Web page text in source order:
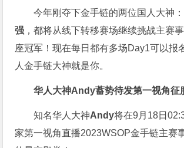
今年刚夺下金手链的两位国人大神：
强 ，都将从线下转移赛场继续挑战主赛
座冠军！现在每日都有多场Day1可以报
人金手链大神就是你。
华人大神Andy蓄势待发第一视角征
知名华人大神Andy将在9月18日
家第一视角直播2023WSOP金手链主赛